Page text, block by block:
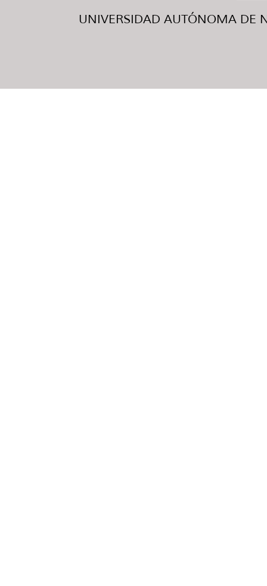
UNIVERSIDAD AUTÓNOMA DE